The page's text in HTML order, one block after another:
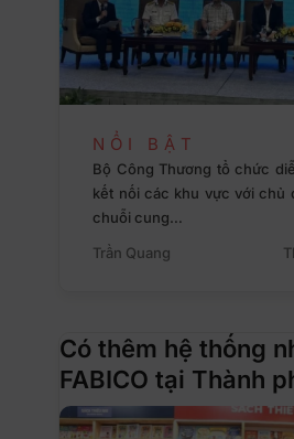
NỔI BẬT
Bộ Công Thương tổ chức
kết nối các khu vực với chủ
chuỗi cung…
Trần Quang
Có thêm hệ thống
FABICO tại Thành